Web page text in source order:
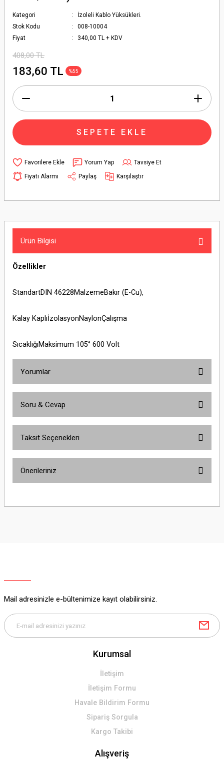
Kategori
İzoleli Kablo Yüksükleri.
Stok Kodu
008-10004
Fiyat
340,00 TL + KDV
408,00 TL
183,60 TL %55
SEPETE EKLE
Yorum Yap
Tavsiye Et
Fiyatı Alarmı
Paylaş Karşılaştır
Ürün Bilgisi
Özellikler
StandartDIN 46228MalzemeBakır (E-Cu),
Kalay KaplıİzolasyonNaylonÇalışma
SıcaklığıMaksimum 105° 600 Volt
Yorumlar
Soru & Cevap
Taksit Seçenekleri
Önerileriniz
yetersiz gördüğünüz noktaları öneri formunu kullanarak tarafımıza
Bu ürüne benzer farklı alternatifler olmalı.
Gönder
Mail adresinizle e-bültenimize kayıt olabilirsiniz.
Kurumsal
İletişim
İletişim Formu
Havale Bildirim Formu
Sipariş Sorgula
Kargo Takibi
Alışveriş